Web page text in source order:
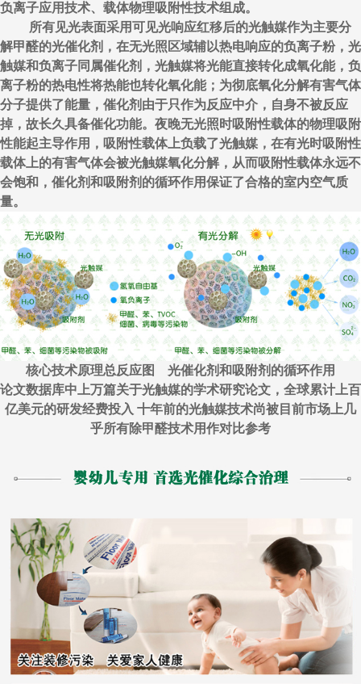
负离子应用技术、载体物理吸附性技术组成。
所有见光表面采用可见光响应红移后的光触媒作为主要分
解甲醛的光催化剂，在无光照区域辅以热电响应的负离子粉，光
触媒和负离子同属催化剂，光触媒将光能直接转化成氧化能，负
离子粉的热电性将热能也转化氧化能；为彻底氧化分解有害气体
分子提供了能量，催化剂由于只作为反应中介，自身不被反应
掉，故长久具备催化功能。夜晚无光照时吸附性载体的物理吸附
性能起主导作用，吸附性载体上负载了光触媒，在有光时吸附性
载体上的有害气体会被光触媒氧化分解，从而吸附性载体永远不
会饱和，催化剂和吸附剂的循环作用保证了合格的室内空气质
量。
核心技术原理总反应图 光催化剂和吸附剂的循环作用
论文数据库中上万篇关于光触媒的学术研究论文，全球累计上百
亿美元的研发经费投入 十年前的光触媒技术尚被目前市场上几
乎所有除甲醛技术用作对比参考